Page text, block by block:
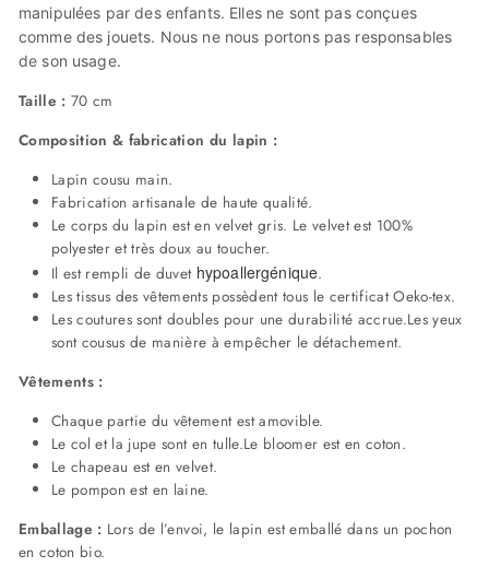
manipulées par des enfants. Elles ne sont pas conçues
comme des jouets. Nous ne nous portons pas responsables
de son usage.
Taille :70 cm
Composition & fabrication du lapin :
Lapin cousu main.
Fabrication artisanale de haute qualité.
Le corps du lapin est en velvet gris. Le velvet est 100%
polyester et très doux au toucher.
Il est rempli de duvet hypoallergénique.
Les tissus des vêtements possèdent tous le certificat Oeko-tex.
Les coutures sont doubles pour une durabilité accrue.Les yeux
sont cousus de manière à empêcher le détachement.
Vêtements :
Chaque partie du vêtement est amovible.
Le col et la jupe sont en tulle.Le bloomer est en coton.
Le chapeau est en velvet.
Le pompon est en laine.
Emballage : Lors de l’envoi, le lapin est emballé dans un pochon
en coton bio.